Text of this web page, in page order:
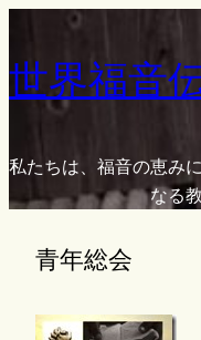
を
ッ
世界福音
私たちは、福音の恵み
なる
青年総会